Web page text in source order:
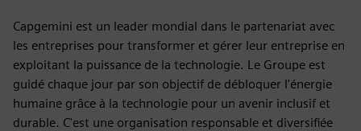
Capgemini est un leader mondial dans le partenariat avec
les entreprises pour transformer et gérer leur entreprise en
exploitant la puissance de la technologie. Le Groupe est
guidé chaque jour par son objectif de débloquer l'énergie
humaine grâce à la technologie pour un avenir inclusif et
durable. C'est une organisation responsable et diversifiée